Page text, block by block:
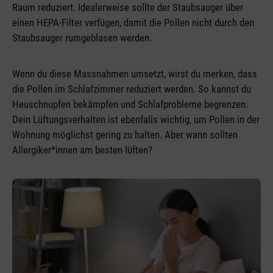
Raum reduziert. Idealerweise sollte der Staubsauger über
einen HEPA-Filter verfügen, damit die Pollen nicht durch den
Staubsauger rumgeblasen werden.
Wenn du diese Massnahmen umsetzt, wirst du merken, dass
die Pollen im Schlafzimmer reduziert werden. So kannst du
Heuschnupfen bekämpfen und Schlafprobleme begrenzen.
Dein Lüftungsverhalten ist ebenfalls wichtig, um Pollen in der
Wohnung möglichst gering zu halten. Aber wann sollten
Allergiker*innen am besten lüften?